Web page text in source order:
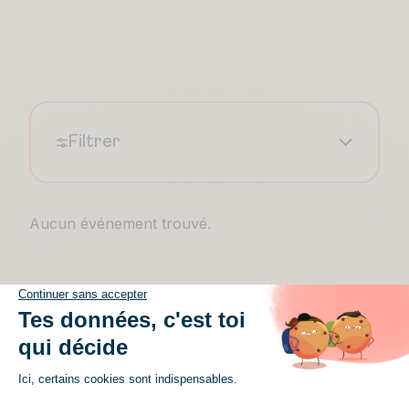
Filtrer
Aucun événement trouvé.